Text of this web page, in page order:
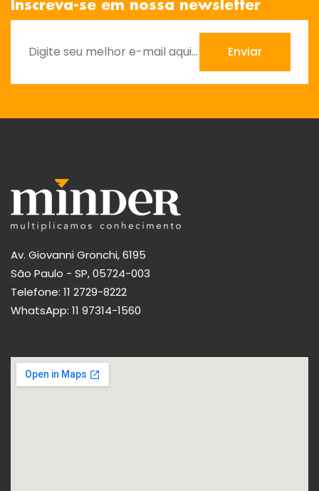
Inscreva-se em nossa newsletter
Enviar
Av. Giovanni Gronchi, 6195
São Paulo - SP, 05724-003
Telefone: 11 2729-8222
WhatsApp: 11 97314-1560